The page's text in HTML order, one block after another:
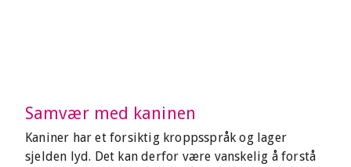
Samvær med kaninen
Kaniner har et forsiktig kroppsspråk og lager
sjelden lyd. Det kan derfor være vanskelig å forstå